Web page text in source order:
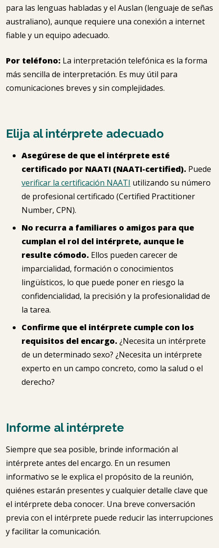
para las lenguas habladas y el Auslan (lenguaje de señas
australiano), aunque requiere una conexión a internet
fiable y un equipo adecuado.
Por teléfono: La interpretación telefónica es la forma
más sencilla de interpretación. Es muy útil para
comunicaciones breves y sin complejidades.
Elija al intérprete adecuado
Asegúrese de que el intérprete esté
certificado por NAATI (NAATI-certified). Puede
verificar la certificación NAATI utilizando su número
de profesional certificado (Certified Practitioner
Number, CPN).
No recurra a familiares o amigos para que
cumplan el rol del intérprete, aunque le
resulte cómodo. Ellos pueden carecer de
imparcialidad, formación o conocimientos
lingüísticos, lo que puede poner en riesgo la
confidencialidad, la precisión y la profesionalidad de
la tarea.
Confirme que el intérprete cumple con los
requisitos del encargo. ¿Necesita un intérprete
de un determinado sexo? ¿Necesita un intérprete
experto en un campo concreto, como la salud o el
derecho?
Informe al intérprete
Siempre que sea posible, brinde información al
intérprete antes del encargo. En un resumen
informativo se le explica el propósito de la reunión,
quiénes estarán presentes y cualquier detalle clave que
el intérprete deba conocer. Una breve conversación
previa con el intérprete puede reducir las interrupciones
y facilitar la comunicación.